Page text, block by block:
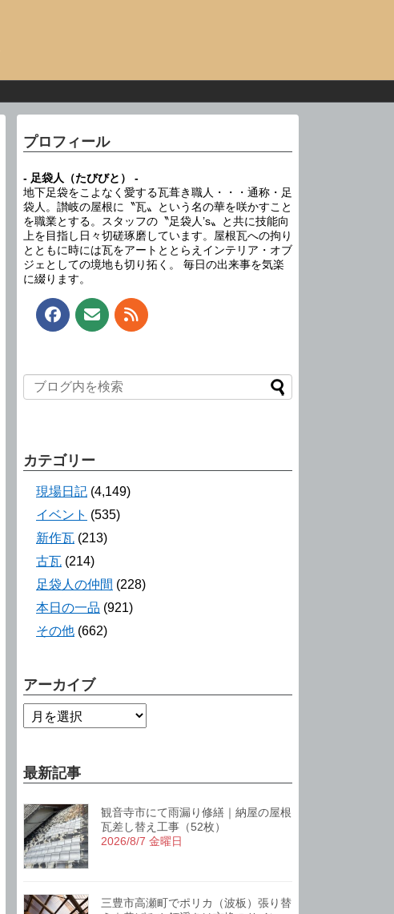
プロフィール
- 足袋人（たびびと） -
地下足袋をこよなく愛する瓦葺き職人・・・通称・足
袋人。讃岐の屋根に〝瓦〟という名の華を咲かすこと
を職業とする。スタッフの〝足袋人’s〟と共に技能向
上を目指し日々切磋琢磨しています。屋根瓦への拘り
とともに時には瓦をアートととらえインテリア・オブ
ジェとしての境地も切り拓く。 毎日の出来事を気楽
に綴ります。
カテゴリー
現場日記 (4,149)
イベント (535)
新作瓦 (213)
古瓦 (214)
足袋人の仲間 (228)
本日の一品 (921)
その他 (662)
アーカイブ
最新記事
観音寺市にて雨漏り修繕｜納屋の屋根
瓦差し替え工事（52枚）
2026/8/7 金曜日
三豊市高瀬町でポリカ（波板）張り替